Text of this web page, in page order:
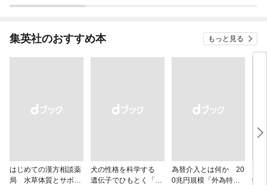
集英社のおすすめ本 もっと見る
はじめての漢方相談薬
局 水草体質とサボテ
犬の性格を科学する
遺伝子でひもとく「最
為替介入とは何か 20
0兆円規模「外為特
学